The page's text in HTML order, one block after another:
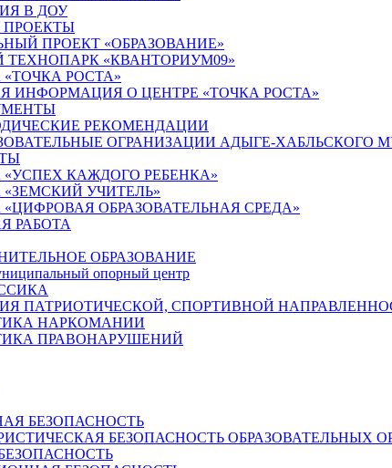
В ДОУ
ПРОЕКТ «ОБРАЗОВАНИЕ»
«КВАНТОРИУМ09»
РОСТА»
ИНФОРМАЦИЯ О ЦЕНТРЕ «ТОЧКА РОСТА»
РЕКОМЕНДАЦИИ
ОГРАНИЗАЦИИ АДЫГЕ-
КАЖДОГО РЕБЕНКА»
УЧИТЕЛЬ»
ОБРАЗОВАТЕЛЬНАЯ СРЕДА»
РАБОТА
ОБРАЗОВАНИЕ
опорный центр
ПАТРИОТИЧЕСКОЙ, СПОРТИВНОЙ
НАРКОМАНИИ
ПРАВОНАРУШЕНИЙ
БЕЗОПАСНОСТЬ
БЕЗОПАСНОСТЬ ОБРАЗОВАТЕЛЬНЫХ